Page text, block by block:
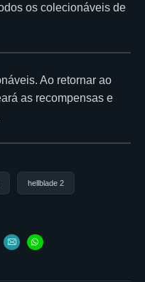
os colecionáveis de
Ao retornar ao
as recompensas e
hellblade 2